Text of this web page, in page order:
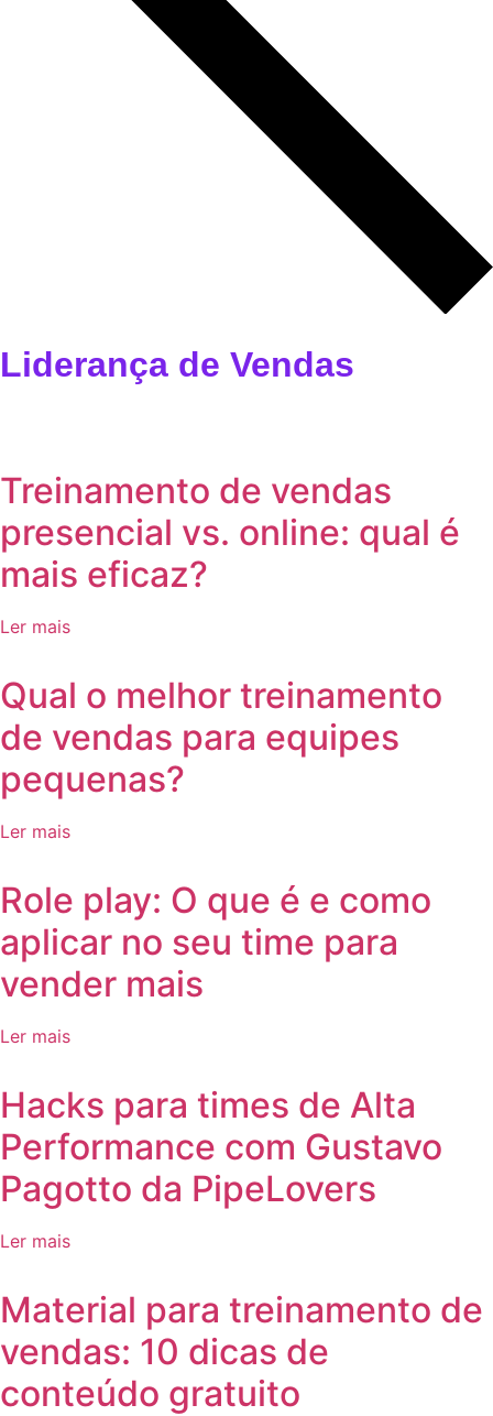
Liderança de Vendas
⁠Treinamento de vendas
presencial vs. online: qual é
mais eficaz?
Ler mais
Qual o melhor treinamento
de vendas para equipes
pequenas?
Ler mais
Role play: O que é e como
aplicar no seu time para
vender mais
Ler mais
Hacks para times de Alta
Performance com Gustavo
Pagotto da PipeLovers
Ler mais
Material para treinamento de
vendas: 10 dicas de
conteúdo gratuito